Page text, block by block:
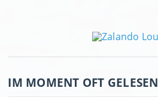
IM MOMENT OFT GELESEN